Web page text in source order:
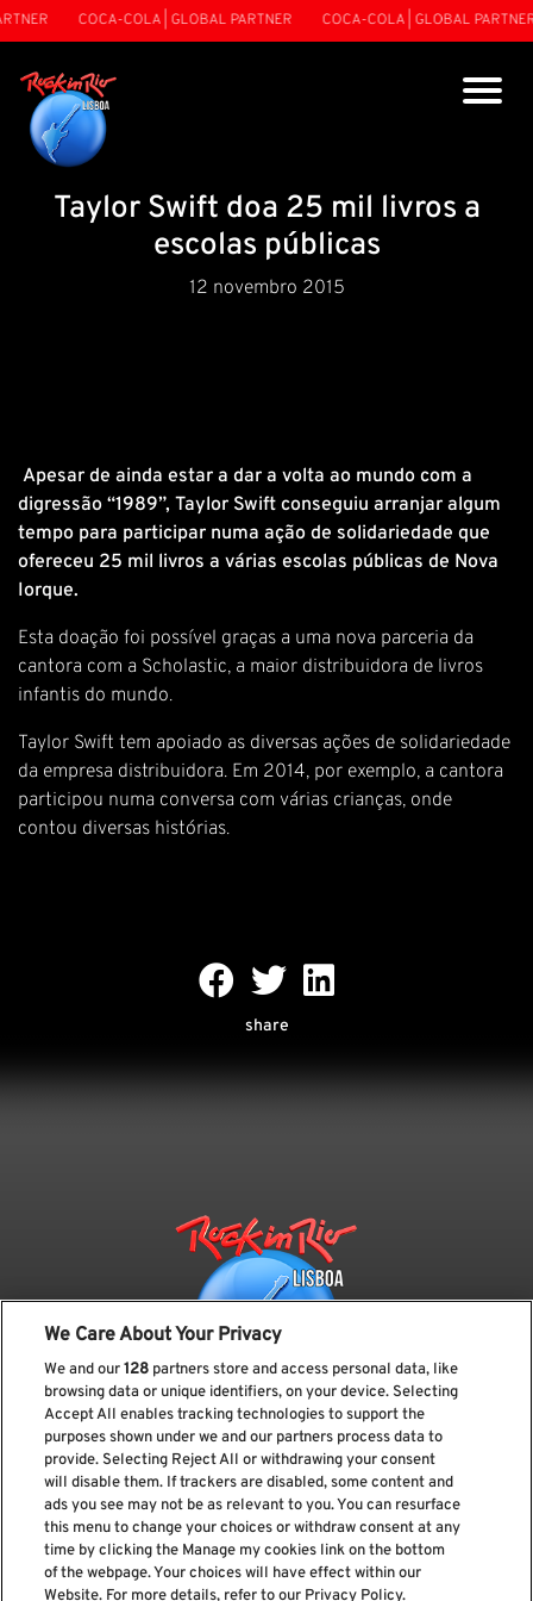
COCA-COLA | GLOBAL PARTNER COCA-COLA | GLOBAL PARTNER
Taylor Swift doa 25 mil livros a
escolas públicas
12 novembro 2015
Apesar de ainda estar a dar a volta ao mundo com a
digressão “1989”, Taylor Swift conseguiu arranjar algum
tempo para participar numa ação de solidariedade que
ofereceu 25 mil livros a várias escolas públicas de Nova
Iorque.
Esta doação foi possível graças a uma nova parceria da
cantora com a Scholastic, a maior distribuidora de livros
infantis do mundo.
Taylor Swift tem apoiado as diversas ações de solidariedade
da empresa distribuidora. Em 2014, por exemplo, a cantora
participou numa conversa com várias crianças, onde
contou diversas histórias.
share
Subscreve a nossa newsletter
Li e aceito os Política de privacidade
We Care About Your Privacy
We and our128 partners store and access personal data, like
browsing data or unique identifiers, on your device. Selecting
Accept All enables tracking technologies to support the
purposes shown under we and our partners process data to
provide. Selecting Reject All or withdrawing your consent
will disable them. If trackers are disabled, some content and
ads you see may not be as relevant to you. You can resurface
this menu to change your choices or withdraw consent at any
time by clicking the Manage my cookies link on the bottom
of the webpage. Your choices will have effect within our
Website. For more details, refer to our Privacy Policy.